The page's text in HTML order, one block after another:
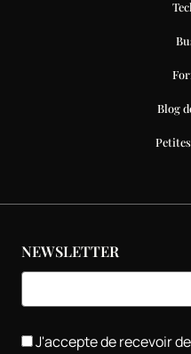
Blog
NEWSLETTER
J'accepte de recevoir